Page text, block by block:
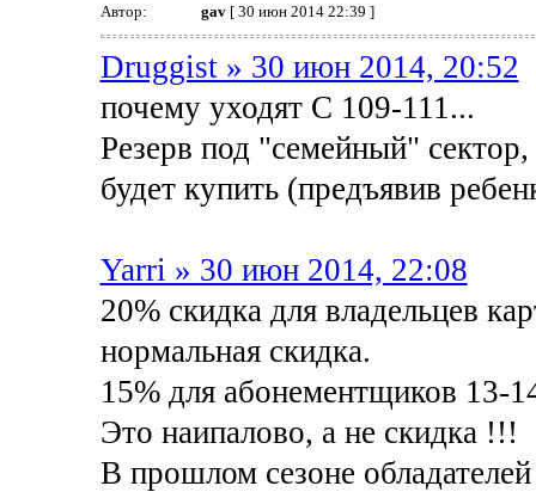
Автор: gav[ 30 июн 2014 22:39 ]
Druggist » 30 июн 2014, 20:52
почему уходят С 109-111...
Резерв под "семейный"
будет купить (предъявив
Yarri » 30 июн 2014, 22:08
20% скидка для владельцев
нормальная скидка.
15% для абонементщиков 13-
Это наипалово, а не скидка !!!
В прошлом сезоне